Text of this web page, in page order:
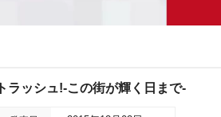
トラッシュ!-この街が輝く日まで-